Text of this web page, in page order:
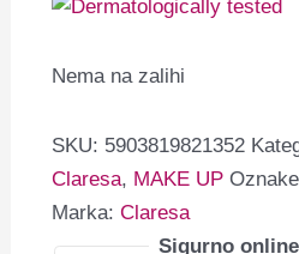
Nema na zalihi
SKU: 5903819821352
Claresa, MAKE UP
Marka:Claresa
Sigurno